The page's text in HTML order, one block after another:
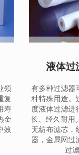
领
复
寿
金
效
液体过
有多种过滤器
种特殊用途。
度液体过滤进
长、经久耐用
无纺布滤芯，
器，金属网过
过